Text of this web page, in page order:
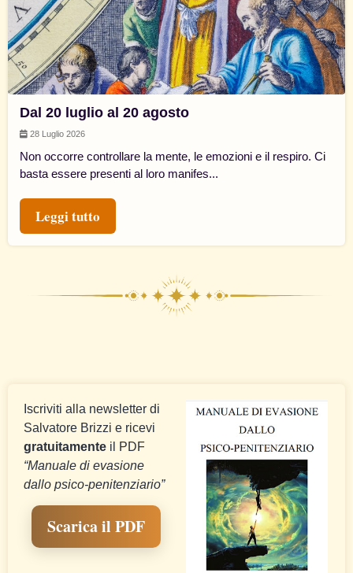
Dal 20 luglio al 20 agosto
28 Luglio 2026
Non occorre controllare la mente, le emozioni e il respiro. Ci
basta essere presenti al loro manifes...
Leggi tutto
Iscriviti alla newsletter di
Salvatore Brizzi e ricevi
gratuitamente il PDF
“Manuale di evasione
dallo psico-penitenziario”
Scarica il PDF